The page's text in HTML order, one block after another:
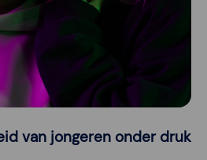
van jongeren onder druk